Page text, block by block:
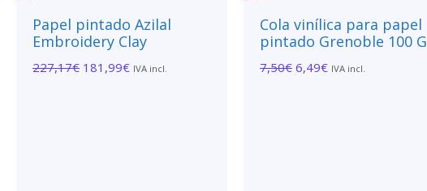
Papel pintado Azilal
Embroidery Clay
227,17€ 181,99€ IVA incl.
Cola vinílica para papel
pintado Grenoble 100 G
7,50€ 6,49€ IVA incl.